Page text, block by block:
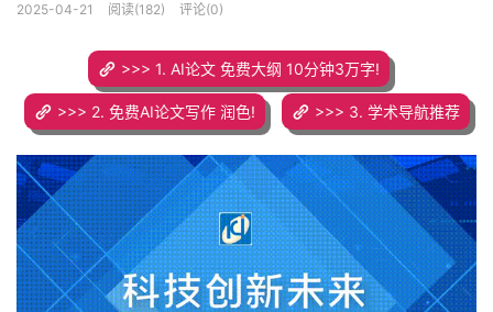
2025-04-21 阅读(182) 评论(0)
>>> 1. AI论文 免费大纲 10分钟3万字!
>>> 2. 免费AI论文写作 润色! >>> 3. 学术导航推荐